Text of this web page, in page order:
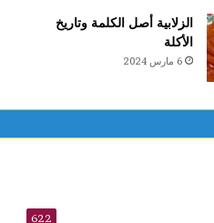
الزلابية أصل الكلمة وتاريخ
الأكلة
6 مارس 2024
622